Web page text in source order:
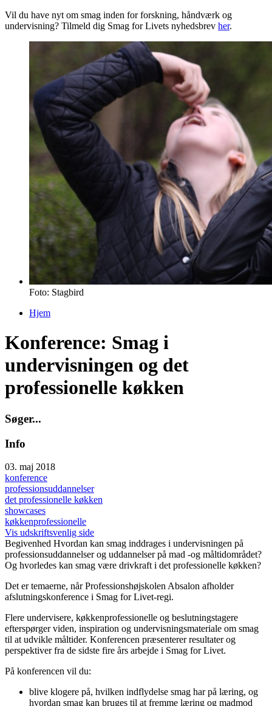
Vil du have nyt om smag inden for forskning, håndværk og
undervisning? Tilmeld dig Smag for Livets nyhedsbrev her.
Foto: Stagbird
Hjem
Konference: Smag i
undervisningen og det
professionelle køkken
Søger...
Info
03. maj 2018
konference
professionsuddannelser
det professionelle køkken
showcases
køkkenprofessionelle
Vis udskriftsvenlig side
Begivenhed Hvordan kan smag inddrages i undervisningen på
professionsuddannelser og uddannelser på mad -og måltidområdet?
Og hvorledes kan smag være drivkraft i det professionelle køkken?
Det er temaerne, når Professionshøjskolen Absalon afholder
afslutningskonference i Smag for Livet-regi.
Flere undervisere, køkkenprofessionelle og beslutningstagere
efterspørger viden, inspiration og undervisningsmateriale om smag
til at udvikle måltider. Konferencen præsenterer resultater og
perspektiver fra de sidste fire års arbejde i Smag for Livet.
På konferencen vil du:
blive klogere på, hvilken indflydelse smag har på læring, og
hvordan smag kan bruges til at fremme læring og madmod